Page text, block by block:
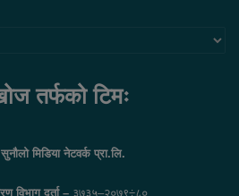
तर्फको टिमः
मिडिया नेटवर्क प्रा.लि.
विभाग दर्ता – ३७३५–२०७९÷८०